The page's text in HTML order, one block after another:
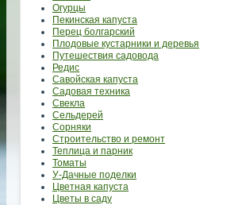
Огурцы
Пекинская капуста
Перец болгарский
Плодовые кустарники и деревья
Путешествия садовода
Редис
Савойская капуста
Садовая техника
Свекла
Сельдерей
Сорняки
Строительство и ремонт
Теплица и парник
Томаты
У-Дачные поделки
Цветная капуста
Цветы в саду